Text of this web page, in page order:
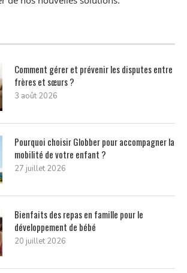
Comment gérer et prévenir les disputes entre
frères et sœurs ?
3 août 2026
Pourquoi choisir Globber pour accompagner la
mobilité de votre enfant ?
27 juillet 2026
Bienfaits des repas en famille pour le
développement de bébé
20 juillet 2026